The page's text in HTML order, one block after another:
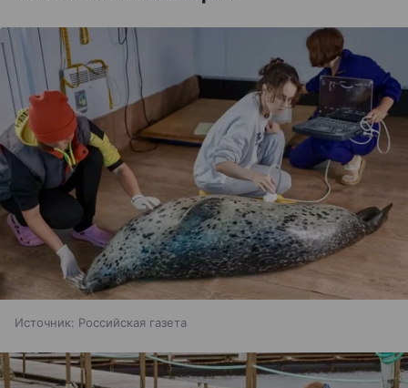
Источник: Российская газета